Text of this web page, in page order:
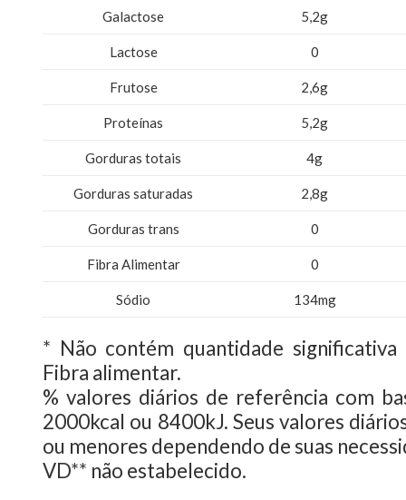
Galactose 5,2g
Lactose 0
Frutose 2,6g
Proteínas 5,2g
Gorduras totais 4g
Gorduras saturadas 2,8g
Gorduras trans 0
Fibra Alimentar 0
Sódio 134mg
* Não contém quantidade
Fibra alimentar.
% valores diários de referência com
2000kcal ou 8400kJ. Seus valores
ou menores dependendo de suas
VD** não estabelecido.